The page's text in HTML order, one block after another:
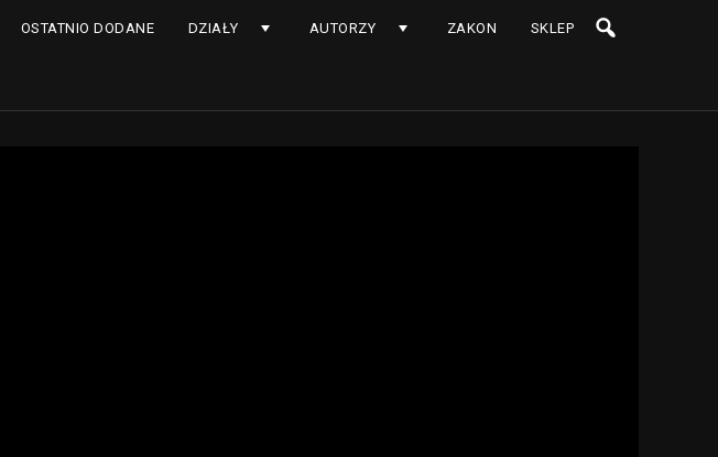
OSTATNIO DODANE DZIAŁY AUTORZY ZAKON SKLEP